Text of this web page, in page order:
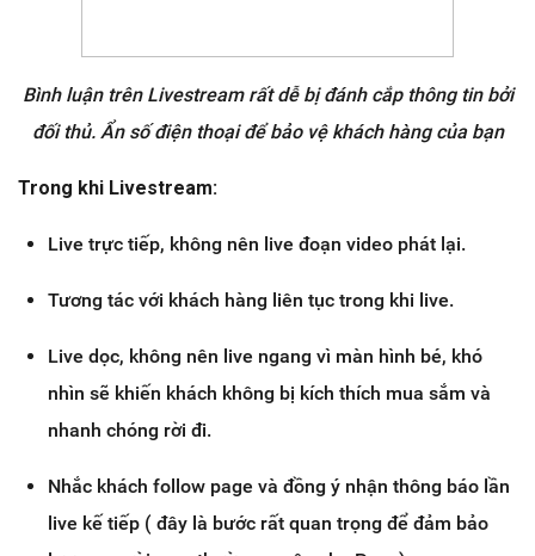
Bình luận trên Livestream rất dễ bị đánh cắp thông tin bởi
đối thủ. Ẩn số điện thoại để bảo vệ khách hàng của bạn
Trong khi Livestream:
Live trực tiếp, không nên live đoạn video phát lại.
Tương tác với khách hàng liên tục trong khi live.
Live dọc, không nên live ngang vì màn hình bé, khó
nhìn sẽ khiến khách không bị kích thích mua sắm và
nhanh chóng rời đi.
Nhắc khách follow page và đồng ý nhận thông báo lần
live kế tiếp ( đây là bước rất quan trọng để đảm bảo